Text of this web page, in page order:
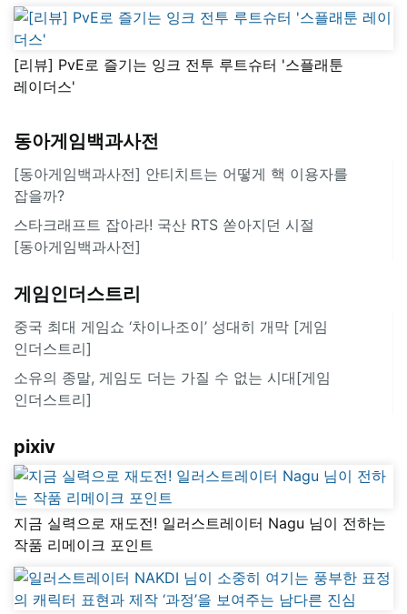
[리뷰] PvE로 즐기는 잉크 전투 루트슈터 '스플래툰
레이더스'
동아게임백과사전
[동아게임백과사전] 안티치트는 어떻게 핵 이용자를
잡을까?
스타크래프트 잡아라! 국산 RTS 쏟아지던 시절
[동아게임백과사전]
게임인더스트리
중국 최대 게임쇼 ‘차이나조이’ 성대히 개막 [게임
인더스트리]
소유의 종말, 게임도 더는 가질 수 없는 시대[게임
인더스트리]
pixiv
지금 실력으로 재도전! 일러스트레이터 Nagu 님이 전하는
작품 리메이크 포인트